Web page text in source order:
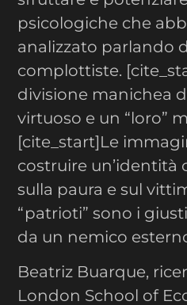
psicologiche che
analizzato parlando
complottiste.
divisione manichea
virtuoso e un “loro”
[cite_start]Le
costruire un’identità
sulla paura e sul
“patrioti” sono i
da un nemico
Beatriz Buarque,
London School of